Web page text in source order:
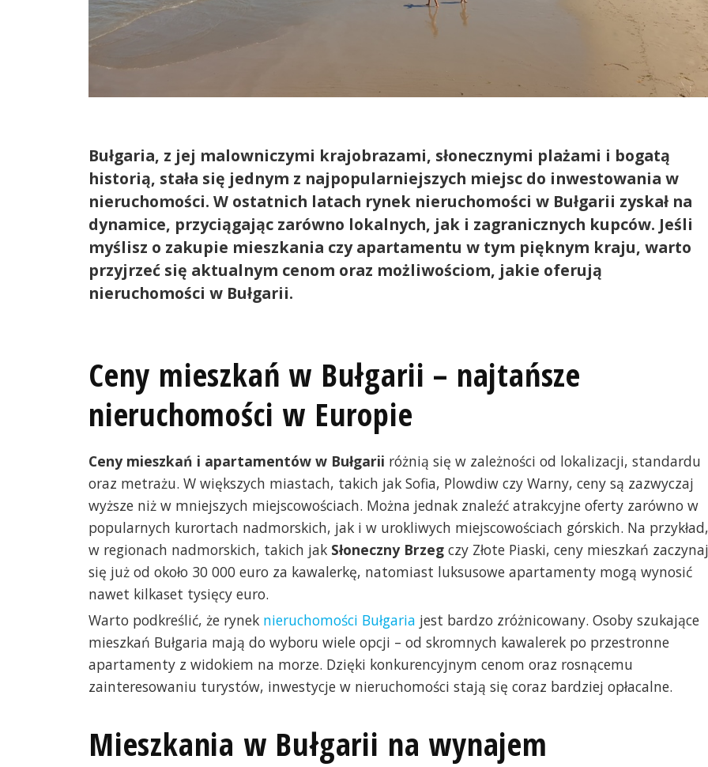
Bułgaria, z jej malowniczymi krajobrazami, słonecznymi plażami i bogatą
historią, stała się jednym z najpopularniejszych miejsc do inwestowania w
nieruchomości. W ostatnich latach rynek nieruchomości w Bułgarii zyskał na
dynamice, przyciągając zarówno lokalnych, jak i zagranicznych kupców. Jeśli
myślisz o zakupie mieszkania czy apartamentu w tym pięknym kraju, warto
przyjrzeć się aktualnym cenom oraz możliwościom, jakie oferują
nieruchomości w Bułgarii.
Ceny mieszkań w Bułgarii – najtańsze
nieruchomości w Europie
Ceny mieszkań i apartamentów w Bułgarii różnią się w zależności od lokalizacji, standardu
oraz metrażu. W większych miastach, takich jak Sofia, Plowdiw czy Warny, ceny są zazwyczaj
wyższe niż w mniejszych miejscowościach. Można jednak znaleźć atrakcyjne oferty zarówno w
popularnych kurortach nadmorskich, jak i w urokliwych miejscowościach górskich. Na przykład,
w regionach nadmorskich, takich jak Słoneczny Brzeg czy Złote Piaski, ceny mieszkań
się już od około 30 000 euro za kawalerkę, natomiast luksusowe apartamenty mogą wynosić
nawet kilkaset tysięcy euro.
Warto podkreślić, że rynek nieruchomości Bułgaria jest bardzo zróżnicowany. Osoby szukające
mieszkań Bułgaria mają do wyboru wiele opcji – od skromnych kawalerek po przestronne
apartamenty z widokiem na morze. Dzięki konkurencyjnym cenom oraz rosnącemu
zainteresowaniu turystów, inwestycje w nieruchomości stają się coraz bardziej opłacalne.
Mieszkania w Bułgarii na wynajem